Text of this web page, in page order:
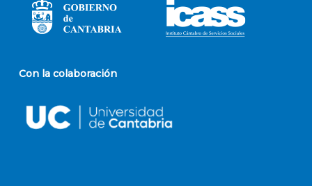
Con la colaboración